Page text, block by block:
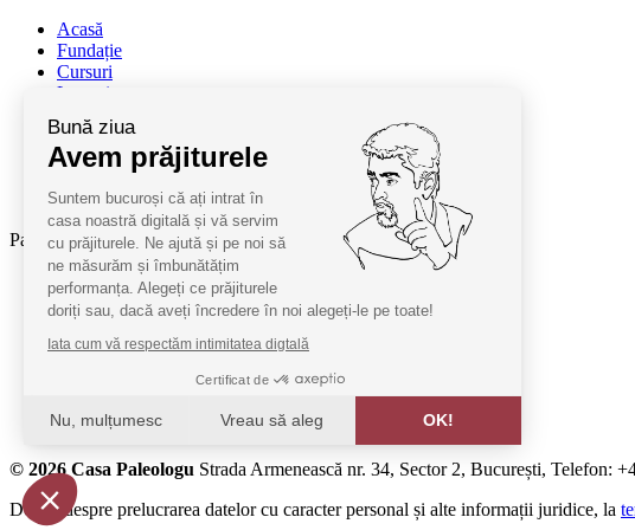
Acasă
Fundație
Cursuri
Lectori
Termeni și condiții
Cum deveniți oaspeți
SAL ANPC
Parteneri:
Radio Guerilla
RSM Romania
Barrier România
KPMG
MobilPay
© 2026 Casa Paleologu Strada Armenească nr. 34, Sector 2, București, Telefon:
Detalii despre prelucrarea datelor cu caracter personal și alte informații juridice, la
Bună ziua
Avem prăjiturele
Suntem bucuroși că ați intrat în
casa noastră digitală și vă servim
cu prăjiturele. Ne ajută și pe noi să
ne măsurăm și îmbunătățim
performanța. Alegeți ce prăjiturele
doriți sau, dacă aveți încredere în noi alegeți-le pe toate!
Iata cum vă respectăm intimitatea digtală
Certificat de
Nu, mulțumesc Vreau să aleg OK!
Axeptio consent
Platformă de Management al Consimțământului: Personalizați Opțiunile
Platforma noastră vă ajută să personalizați și să gestionați setările de